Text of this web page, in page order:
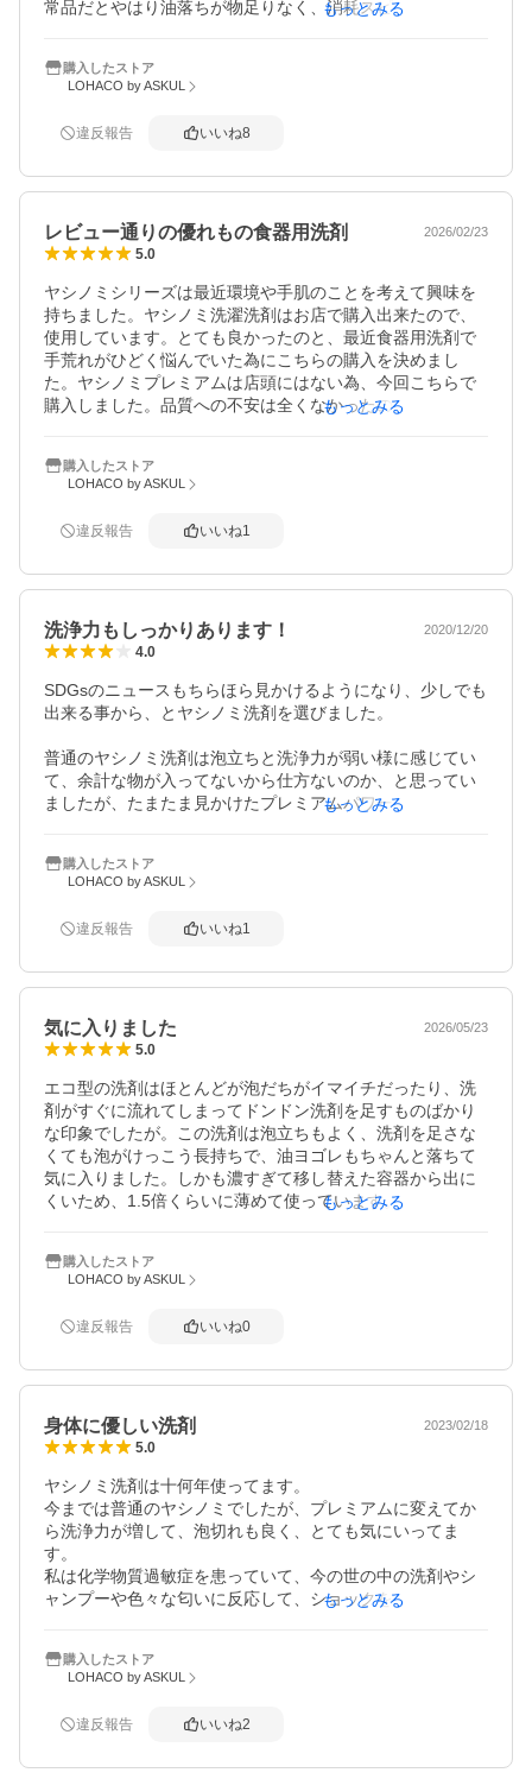
常品だとやはり油落ちが物足りなく、消耗スピードもかな
得に使用できたらと思い今回初めて業務用サイズを購入し
ましたが、洗剤を買いに行く手間がなくなり、大容量で安
た！
もっとみる
購入したストア
LOHACO by ASKUL
違反報告 いいね8
レビュー通りの優れもの食器用洗剤 2026/02/23
5.0
ヤシノミシリーズは最近環境や手肌のことを考えて興味を
持ちました。ヤシノミ洗濯洗剤はお店で購入出来たので、
使用しています。とても良かったのと、最近食器用洗剤で
手荒れがひどく悩んでいた為にこちらの購入を決めまし
た。ヤシノミプレミアムは店頭にはない為、今回こちらで
購入しました。品質への不安は全くなかったので送料を考
詰め替えもスムーズにできました。
すぐに油物で使用したフライパンも洗いましたが、スッキ
手肌の荒れもだいぶ良くなってきたので、購入して良かっ
お肌のデリケートな方におすすめですね。
もっとみる
購入したストア
LOHACO by ASKUL
違反報告 いいね1
洗浄力もしっかりあります！ 2020/12/20
4.0
SDGsのニュースもちらほら見かけるようになり、少しでも
出来る事から、とヤシノミ洗剤を選びました。
普通のヤシノミ洗剤は泡立ちと洗浄力が弱い様に感じてい
て、余計な物が入ってないから仕方ないのか、と思ってい
ましたが、たまたま見かけたプレミアムパワーを試しに購
泡立ちも洗浄力も泡切れも満足しています！
く大きなものをこの度購入。
食器用洗剤はこれからもコレを使い続ける予定です。
もっとみる
購入したストア
LOHACO by ASKUL
違反報告 いいね1
気に入りました 2026/05/23
5.0
エコ型の洗剤はほとんどが泡だちがイマイチだったり、洗
剤がすぐに流れてしまってドンドン洗剤を足すものばかり
な印象でしたが。この洗剤は泡立ちもよく、洗剤を足さな
くても泡がけっこう長持ちで、油ヨゴレもちゃんと落ちて
気に入りました。しかも濃すぎて移し替えた容器から出に
くいため、1.5倍くらいに薄めて使っています。これで手に
す！ヤシノミすごい！）
もっとみる
購入したストア
LOHACO by ASKUL
違反報告 いいね0
身体に優しい洗剤 2023/02/18
5.0
ヤシノミ洗剤は十何年使ってます。
今までは普通のヤシノミでしたが、プレミアムに変えてか
ら洗浄力が増して、泡切れも良く、とても気にいってま
す。
私は化学物質過敏症を患っていて、今の世の中の洗剤やシ
ャンプーや色々な匂いに反応して、ショックを起こしたり
サラヤさんの商品は大丈夫な物が多くて有り難く思ってお
もっとみる
購入したストア
LOHACO by ASKUL
違反報告 いいね2